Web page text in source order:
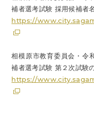
補者選考試験 採用候補者
https://
相模原市教育委員会・令
補者選考試験 第２次試験
https://